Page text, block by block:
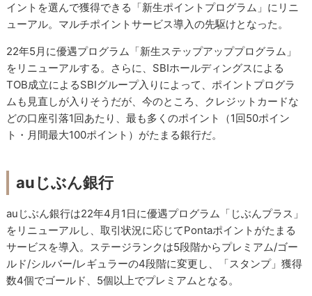
イントを選んで獲得できる「新生ポイントプログラム」にリニ
ューアル。マルチポイントサービス導入の先駆けとなった。
22年5月に優遇プログラム「新生ステップアッププログラム」
をリニューアルする。さらに、SBIホールディングスによる
TOB成立によるSBIグループ入りによって、ポイントプログラ
ムも見直しが入りそうだが、今のところ、クレジットカードな
どの口座引落1回あたり、最も多くのポイント（1回50ポイン
ト・月間最大100ポイント）がたまる銀行だ。
auじぶん銀行
auじぶん銀行は22年4月1日に優遇プログラム「じぶんプラス」
をリニューアルし、取引状況に応じてPontaポイントがたまる
サービスを導入。ステージランクは5段階からプレミアム/ゴー
ルド/シルバー/レギュラーの4段階に変更し、「スタンプ」獲得
数4個でゴールド、5個以上でプレミアムとなる。